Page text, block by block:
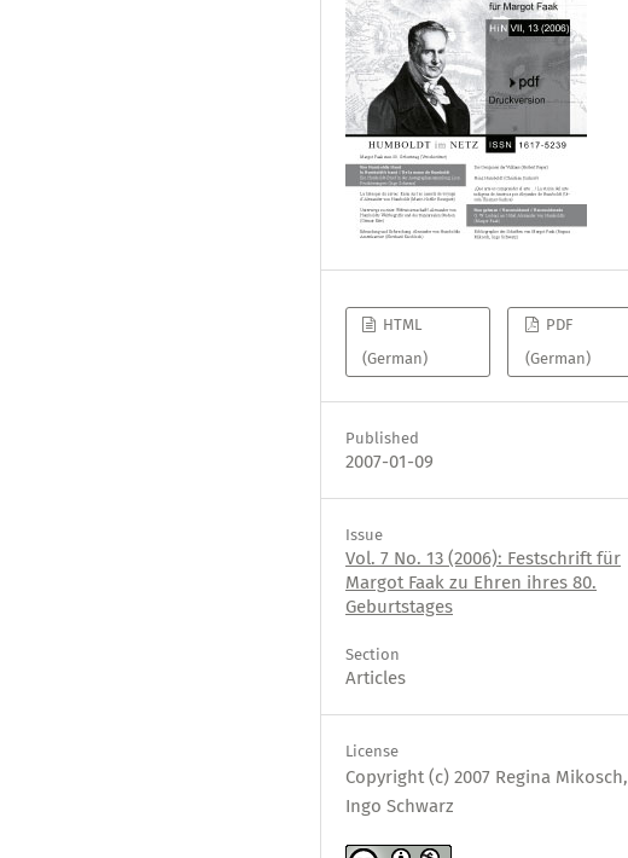
HTML
(German)
PDF
(German)
Published
2007-01-09
Issue
Vol. 7 No. 13 (2006): Festschrift für
Margot Faak zu Ehren ihres 80.
Geburtstages
Section
Articles
License
Copyright (c) 2007 Regina Mikosch,
Ingo Schwarz